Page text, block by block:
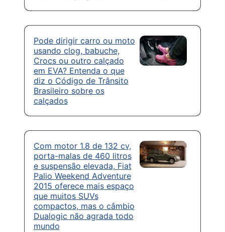
Pode dirigir carro ou moto
usando clog, babuche,
Crocs ou outro calçado
em EVA? Entenda o que
diz o Código de Trânsito
Brasileiro sobre os
calçados
Com motor 1.8 de 132 cv,
porta-malas de 460 litros
e suspensão elevada, Fiat
Palio Weekend Adventure
2015 oferece mais espaço
que muitos SUVs
compactos, mas o câmbio
Dualogic não agrada todo
mundo